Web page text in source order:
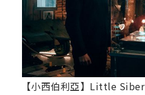
【小西伯利亞】Little